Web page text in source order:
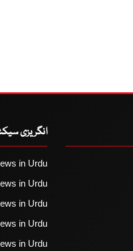
انگریزی
in Urdu
in Urdu
in Urdu
in Urdu
in Urdu